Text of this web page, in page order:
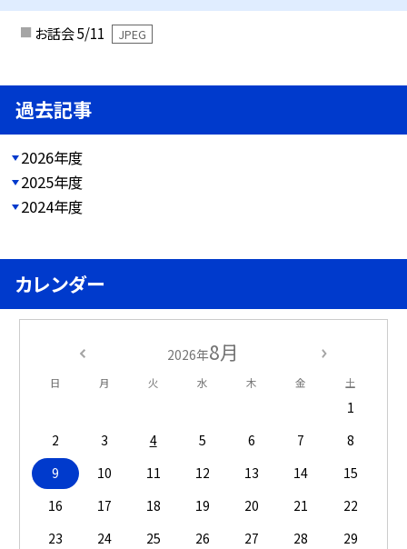
お話会 5/11 JPEG
過去記事
2026年度
2025年度
2024年度
カレンダー
2026年8月
日 月 火 水 木 金 土
1
2
3 4 5 6 7
8
9
10 11 12 13 14
15
16
17 18 19 20 21
22
23
24 25 26 27 28
29